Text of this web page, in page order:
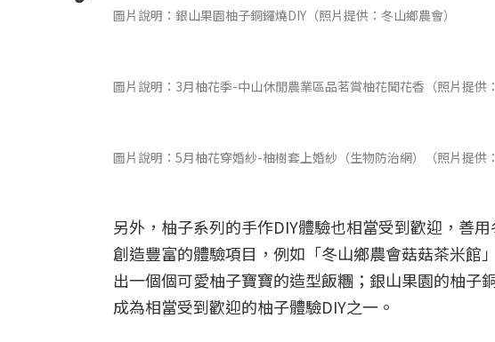
圖片說明：銀山果園柚子銅鑼燒DIY（照片提供：冬山鄉農會）
圖片說明：3月柚花季-中山休閒農業區品茗賞柚花聞花香（照片提供
圖片說明：5月柚花穿婚紗-柚樹套上婚紗（生物防治網）（照片提供
另外，柚子系列的手作DIY體驗也相當受到歡迎，善
創造豐富的體驗項目，例如「冬山鄉農會菇菇茶米館
出一個個可愛柚子寶寶的造型飯糰；銀山果園的柚子
成為相當受到歡迎的柚子體驗DIY之一。